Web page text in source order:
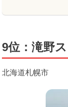
9位：滝野
北海道札幌市